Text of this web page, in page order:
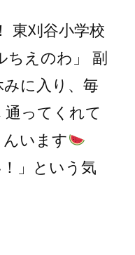
東刈谷小学校
ちえのわ」 副
に入り、毎
通ってくれて
います
」という気